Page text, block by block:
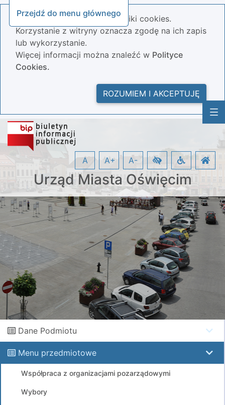
Przejdź do menu głównego
Nasza strona wykorzystuje pliki cookies.
Korzystanie z witryny oznacza zgodę na ich zapis
lub wykorzystanie.
Więcej informacji można znaleźć w Polityce
Cookies.
ROZUMIEM I AKCEPTUJĘ
Urząd Miasta Oświęcim
A A+ A-
Dane Podmiotu
Menu przedmiotowe
Współpraca z organizacjami pozarządowymi
Wybory